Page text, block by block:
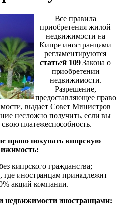
Все правила
приобретения жилой
недвижимости на
Кипре иностранцами
регламентируются
статьей 109 Закона о
приобретении
недвижимости.
Разрешение,
предоставляющее право
выдает Совет Министров
несложно получить, если вы
платежеспособность.
право покупать кипрскую
кипрского гражданства;
иностранцам принадлежит
акций компании.
недвижимости иностранцами: